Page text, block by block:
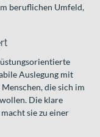
beruflichen Umfeld,
Auslegung mit
die sich im
Die klare
sie zu einer